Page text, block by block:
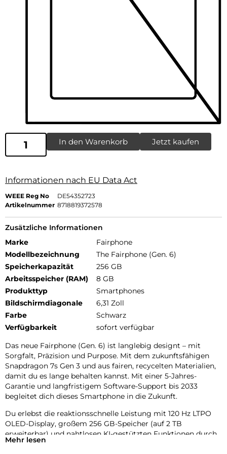
In den Warenkorb Jetzt kaufen
Informationen nach EU Data Act
WEEE Reg No
DE54352723
Artikelnummer 8718819372578
Zusätzliche Informationen
Marke
Fairphone
Modellbezeichnung
The Fairphone (Gen. 6)
Speicherkapazität
256 GB
Arbeitsspeicher (RAM)
8 GB
Produkttyp
Smartphones
Bildschirmdiagonale
6,31 Zoll
Farbe
Schwarz
Verfügbarkeit
sofort verfügbar
Das neue Fairphone (Gen. 6) ist langlebig designt – mit
Sorgfalt, Präzision und Purpose. Mit dem zukunftsfähigen
Snapdragon 7s Gen 3 und aus fairen, recycelten Materialien,
damit du es lange behalten kannst. Mit einer 5-Jahres-
Garantie und langfristigem Software-Support bis 2033
begleitet dich dieses Smartphone in die Zukunft.
Du erlebst die reaktionsschnelle Leistung mit 120 Hz LTPO
OLED-Display, großem 256 GB-Speicher (auf 2 TB
erweiterbar) und nahtlosen KI-gestützten Funktionen durch
Google Gemini.
Mehr lesen